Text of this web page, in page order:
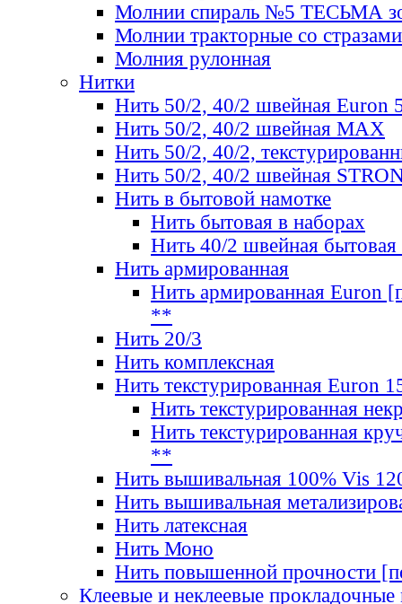
Молнии спираль №5 ТЕСЬМА
Молнии тракторные со стразами
Молния рулонная
Нитки
Нить 50/2, 40/2 швейная Euron
Нить 50/2, 40/2 швейная МАХ
Нить 50/2, 40/2,
Нить 50/2, 40/2 швейная
Нить в бытовой намотке
Нить бытовая в наборах
Нить 40/2 швейная бытовая
Нить армированная
Нить армированная Euron
**
Нить 20/3
Нить комплексная
Нить текстурированная Euron
Нить текстурированная
Нить текстурированная
**
Нить вышивальная 100% Vis
Нить вышивальная
Нить латексная
Нить Моно
Нить повышенной прочности
Клеевые и неклеевые прокладочные